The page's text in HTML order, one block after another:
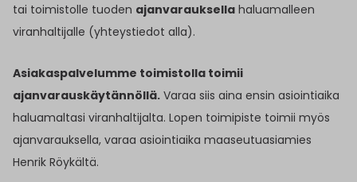
tai toimistolle tuoden ajanvarauksella haluamalleen
viranhaltijalle (yhteystiedot alla).
Asiakaspalvelumme toimistolla toimii
ajanvarauskäytännöllä. Varaa siis aina ensin asiointiaika
haluamaltasi viranhaltijalta. Lopen toimipiste toimii myös
ajanvarauksella, varaa asiointiaika maaseutuasiamies
Henrik Röykältä.